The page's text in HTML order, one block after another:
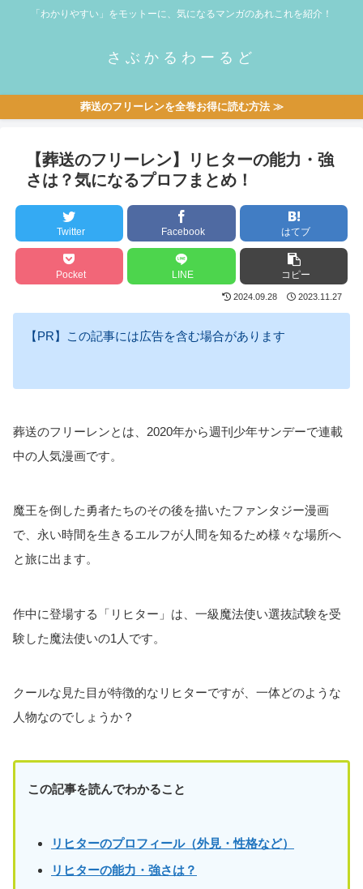
「わかりやすい」をモットーに、気になるマンガのあれこれを紹介！
さぶかるわーるど
葬送のフリーレンを全巻お得に読む方法 ≫
【葬送のフリーレン】リヒターの能力・強
さは？気になるプロフまとめ！
Twitter Facebook はてブ
Pocket LINE コピー
2024.09.28 2023.11.27
【PR】この記事には広告を含む場合があります
葬送のフリーレンとは、2020年から週刊少年サンデーで連載
中の人気漫画です。
魔王を倒した勇者たちのその後を描いたファンタジー漫画
で、永い時間を生きるエルフが人間を知るため様々な場所へ
と旅に出ます。
作中に登場する「リヒター」は、一級魔法使い選抜試験を受
験した魔法使いの1人です。
クールな見た目が特徴的なリヒターですが、一体どのような
人物なのでしょうか？
この記事を読んでわかること
リヒターのプロフィール（外見・性格など）
リヒターの能力・強さは？